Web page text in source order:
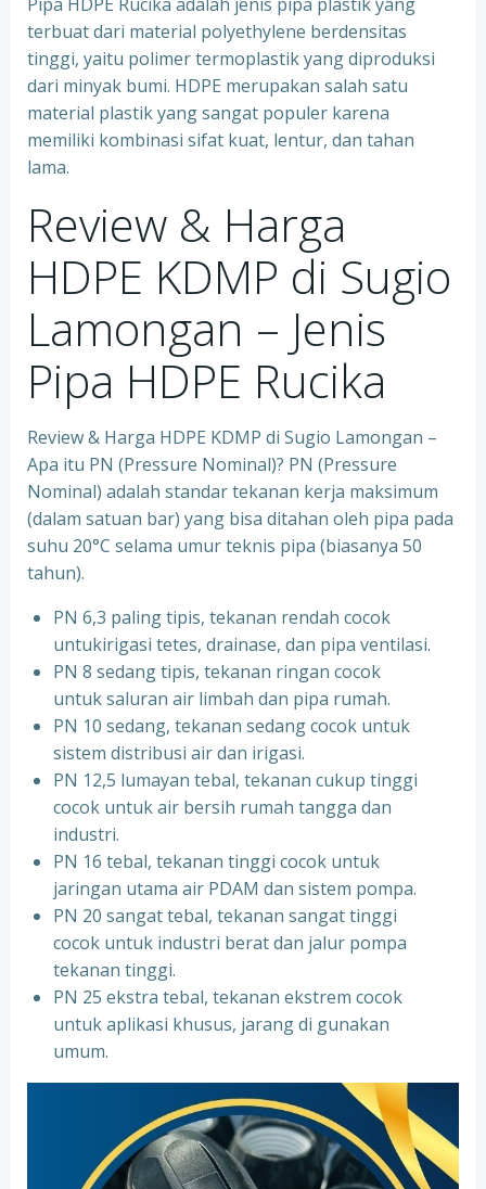
terbuat dari material polyethylene berdensitas
tinggi, yaitu polimer termoplastik yang diproduksi
dari minyak bumi. HDPE merupakan salah satu
material plastik yang sangat populer karena
memiliki kombinasi sifat kuat, lentur, dan tahan
lama.
Review & Harga
HDPE KDMP di Sugio
Lamongan – Jenis
Pipa HDPE Rucika
Review & Harga HDPE KDMP di Sugio Lamongan –
Apa itu PN (Pressure Nominal)? PN (Pressure
Nominal) adalah standar tekanan kerja maksimum
(dalam satuan bar) yang bisa ditahan oleh pipa pada
suhu 20°C selama umur teknis pipa (biasanya 50
tahun).
PN 6,3 paling tipis, tekanan rendah cocok
untukirigasi tetes, drainase, dan pipa ventilasi.
PN 8 sedang tipis, tekanan ringan cocok
untuk saluran air limbah dan pipa rumah.
PN 10 sedang, tekanan sedang cocok untuk
sistem distribusi air dan irigasi.
PN 12,5 lumayan tebal, tekanan cukup tinggi
cocok untuk air bersih rumah tangga dan
industri.
PN 16 tebal, tekanan tinggi cocok untuk
jaringan utama air PDAM dan sistem pompa.
PN 20 sangat tebal, tekanan sangat tinggi
cocok untuk industri berat dan jalur pompa
tekanan tinggi.
PN 25 ekstra tebal, tekanan ekstrem cocok
untuk aplikasi khusus, jarang di gunakan
umum.